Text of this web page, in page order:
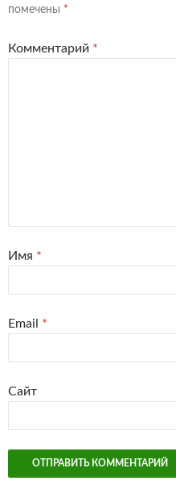
помечены *
Комментарий *
Имя *
Email *
Сайт